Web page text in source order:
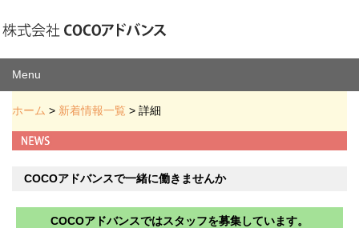
Menu
ホーム > 新着情報一覧 > 詳細
COCOアドバンスで一緒に働きませんか
COCOアドバンスではスタッフを募集しています。